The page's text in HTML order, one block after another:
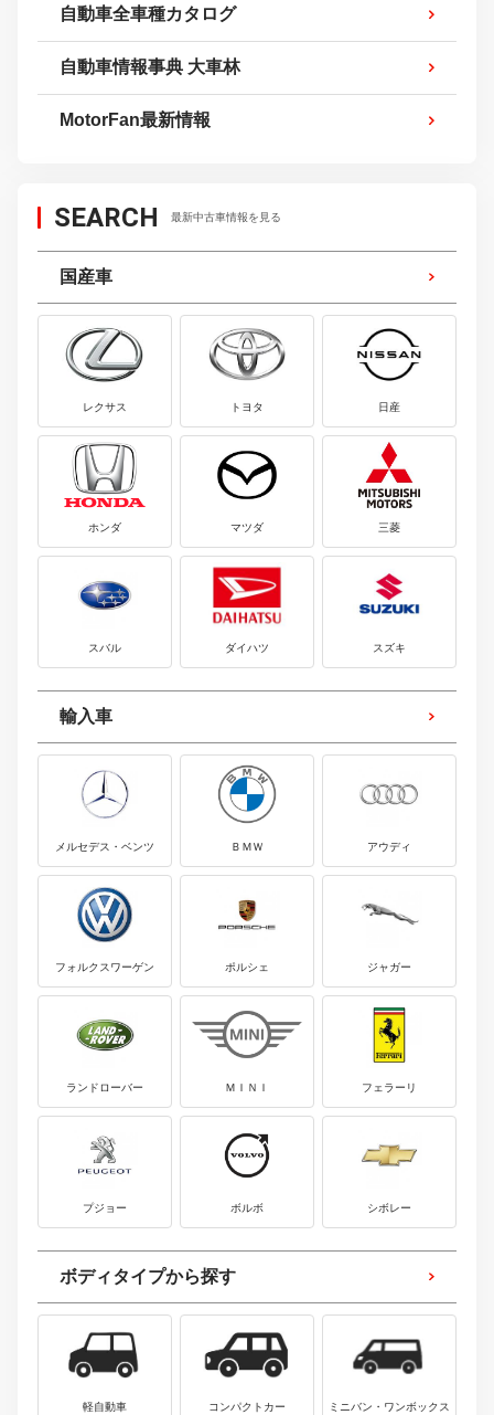
自動車全車種カタログ
自動車情報事典 大車林
MotorFan最新情報
SEARCH 最新中古車情報を見る
国産車
レクサス トヨタ 日産
ホンダ マツダ 三菱
スバル ダイハツ スズキ
輸入車
メルセデス・ベンツ ＢＭＷ アウディ
フォルクスワーゲン ポルシェ ジャガー
ランドローバー ＭＩＮＩ フェラーリ
プジョー ボルボ シボレー
ボディタイプから探す
軽自動車 コンパクトカー ミニバン・ワンボックス